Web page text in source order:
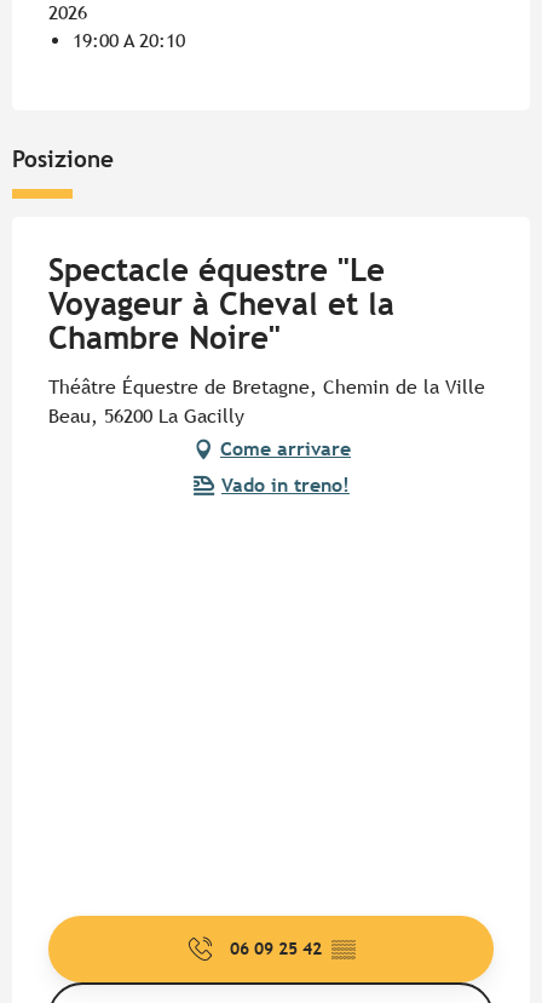
2026
19:00 A 20:10
Posizione
Spectacle équestre "Le
Voyageur à Cheval et la
Chambre Noire"
Théâtre Équestre de Bretagne, Chemin de la Ville
Beau, 56200 La Gacilly
Come arrivare
Vado in treno!
06 09 25 42 ▒▒